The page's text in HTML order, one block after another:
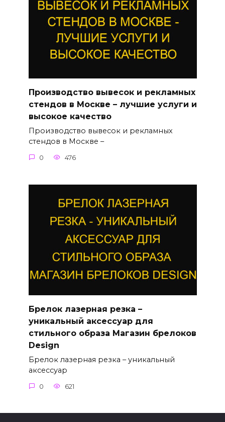
Производство вывесок и рекламных
стендов в Москве – лучшие услуги и
высокое качество
Производство вывесок и рекламных
стендов в Москве –
0 476
Брелок лазерная резка –
уникальный аксессуар для
стильного образа Магазин брелоков
Design
Брелок лазерная резка – уникальный
аксессуар
0 621